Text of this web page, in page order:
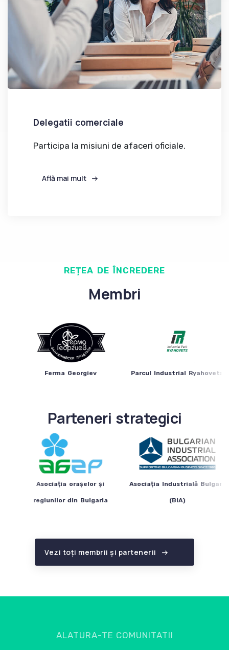
Delegatii comerciale
Participa la misiuni de afaceri oficiale.
Află mai mult
REȚEA DE ÎNCREDERE
Membri
Ferma Georgiev Parcul Industrial Ryahovets
Parteneri strategici
Asociația orașelor și
regiunilor din Bulgaria
Asociația Industrială Bulgară
(BIA)
Vezi toți membrii și partenerii
ALATURA-TE COMUNITATII